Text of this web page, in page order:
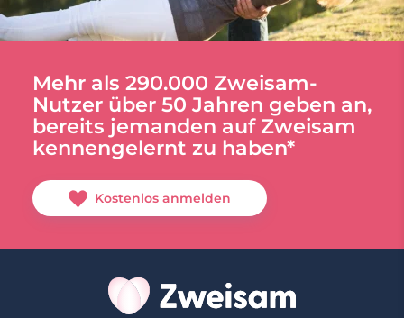
Mehr als 290.000 Zweisam-
Nutzer über 50 Jahren geben an,
bereits jemanden auf Zweisam
kennengelernt zu haben*
Kostenlos anmelden